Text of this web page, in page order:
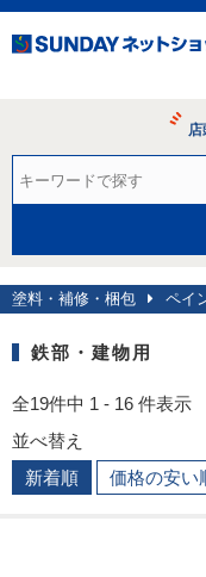
店
塗料・補修・梱包 ペイ
鉄部・建物用
全19件中 1 - 16 件表示
並べ替え
新着順
価格の安い